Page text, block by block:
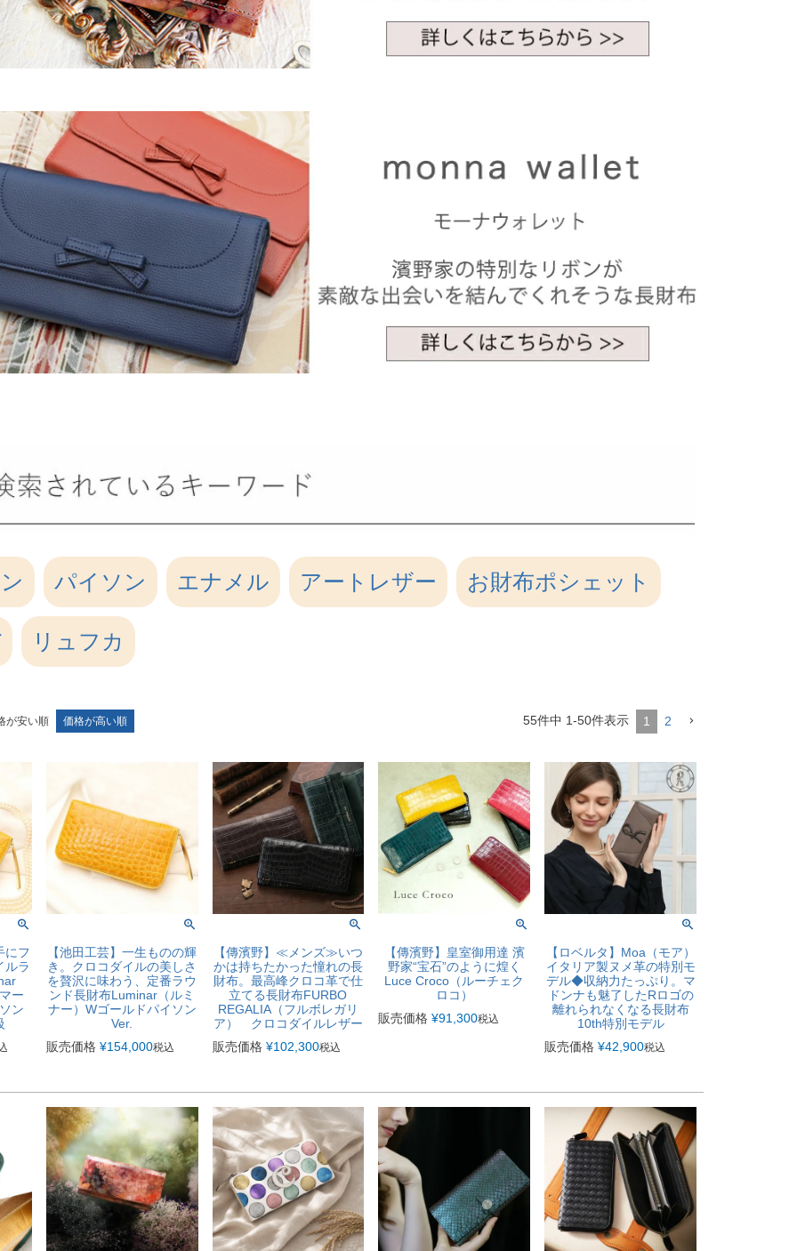
パイソン エナメル アートレザー お財布ポシェット
リュフカ
が安い順 価格が高い順 55件中 1-50件表示 1 2
にフ
ルラ
ー
ン
【池田工芸】一生ものの輝
き。クロコダイルの美しさ
を贅沢に味わう、定番ラウ
ンド長財布Luminar（ルミ
ナー）Wゴールドパイソン
Ver.
販売価格 ¥154,000税込
【傳濱野】≪メンズ≫いつ
かは持ちたかった憧れの長
財布。最高峰クロコ革で仕
立てる長財布FURBO
REGALIA（フルボレガリ
ア） クロコダイルレザー
販売価格 ¥102,300税込
【傳濱野】皇室御用達 濱
野家“宝石”のように煌く
Luce Croco（ルーチェク
ロコ）
販売価格 ¥91,300税込
【ロベルタ】Moa（モア）
イタリア製ヌメ革の特別モ
デル◆収納力たっぷり。マ
ドンナも魅了したRロゴの
離れられなくなる長財布
10th特別モデル
販売価格 ¥42,900税込